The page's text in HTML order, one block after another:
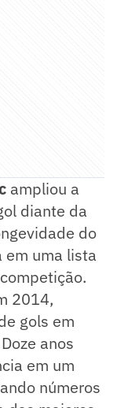
ampliou a
diante da
do
em uma lista
2014,
gols em
anos
em um
números